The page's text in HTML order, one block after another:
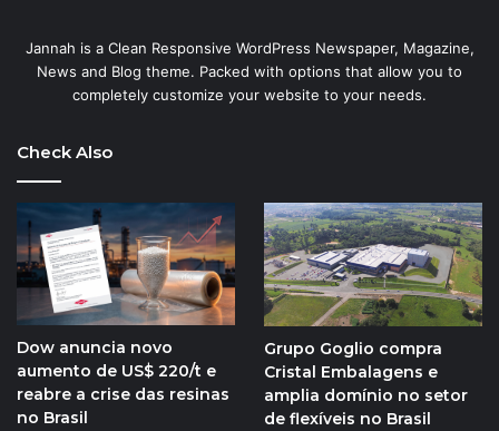
Jannah is a Clean Responsive WordPress Newspaper, Magazine,
News and Blog theme. Packed with options that allow you to
completely customize your website to your needs.
Check Also
Dow anuncia novo
aumento de US$ 220/t e
reabre a crise das resinas
no Brasil
Grupo Goglio compra
Cristal Embalagens e
amplia domínio no setor
de flexíveis no Brasil